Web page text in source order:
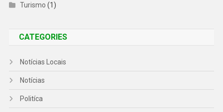
Turismo (1)
CATEGORIES
Notícias Locais
Notícias
Politíca